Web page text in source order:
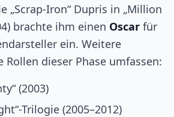
„Scrap-Iron“ Dupris in „Million
brachte ihm einen Oscar für
ein. Weitere
Rollen dieser Phase umfassen:
(2003)
Trilogie (2005–2012)